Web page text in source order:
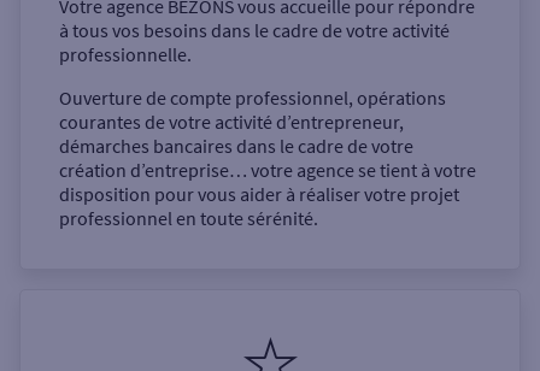
Votre agence BEZONSvous accueille pour répondre
à tous vos besoins dans le cadre de votre activité
professionnelle.
Ouverture de compte professionnel, opérations
courantes de votre activité d’entrepreneur,
démarches bancaires dans le cadre de votre
création d’entreprise… votre agence se tient à votre
disposition pour vous aider à réaliser votre projet
professionnel en toute sérénité.